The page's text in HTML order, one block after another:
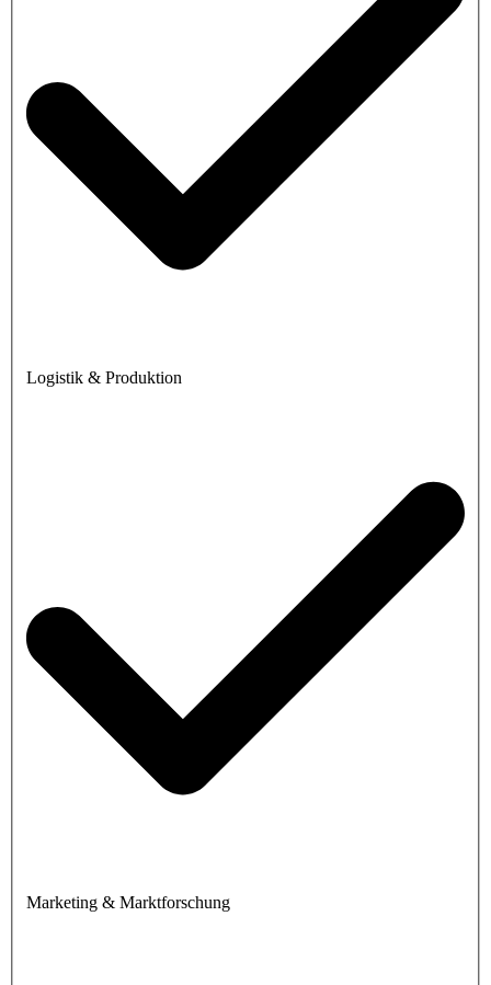
Logistik & Produktion
Marketing & Marktforschung